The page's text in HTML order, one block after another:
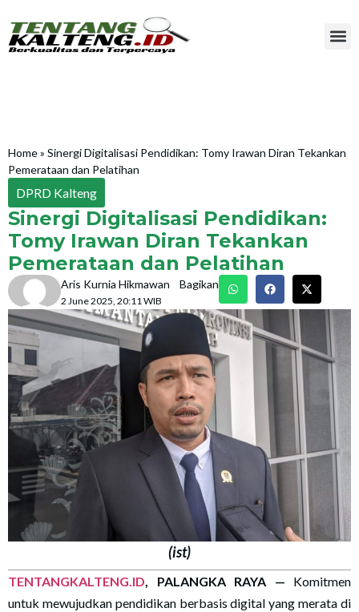
Home» Sinergi Digitalisasi Pendidikan: Tomy Irawan Diran Tekankan
Pemerataan dan Pelatihan
DPRD Kalteng
Sinergi Digitalisasi Pendidikan:
Tomy Irawan Diran Tekankan
Pemerataan dan Pelatihan
Aris Kurnia Hikmawan
2 June 2025, 20:11 WIB
Bagikan
(ist)
TENTANGKALTENG.ID, PALANGKA RAYA — Komitmen
untuk mewujudkan pendidikan berbasis digital yang merata di